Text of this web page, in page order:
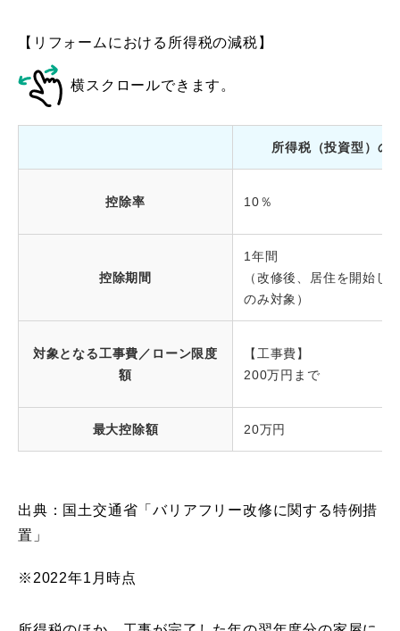
【リフォームにおける所得税の減税】
横スクロールできます。
所得税（投資型）の
控除率 10％
控除期間
1年間
（改修後、居住を開始し
のみ対象）
対象となる工事費／ローン限度
額
【工事費】
200万円まで
最大控除額 20万円
出典：国土交通省「バリアフリー改修に関する特例措
置」
※2022年1月時点